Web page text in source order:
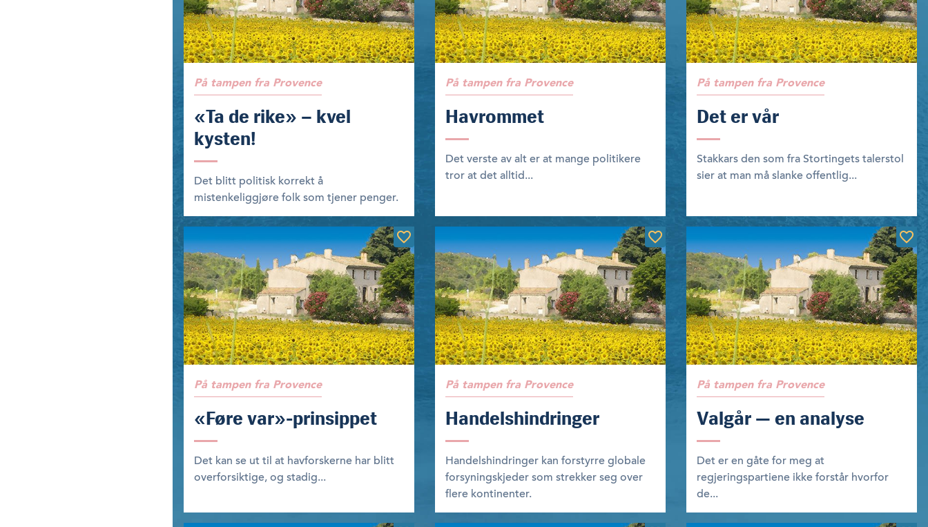
På tampen fra Provence
«Ta de rike» – kvel
kysten!
Det blitt politisk korrekt å
mistenkeliggjøre folk som tjener penger.
På tampen fra Provence
Havrommet
Det verste av alt er at mange politikere
tror at det alltid...
På tampen fra Provence
Det er vår
Stakkars den som fra Stortingets talerstol
sier at man må slanke offentlig...
På tampen fra Provence
«Føre var»-prinsippet
Det kan se ut til at havforskerne har blitt
overforsiktige, og stadig...
På tampen fra Provence
Handelshindringer
Handelshindringer kan forstyrre globale
forsyningskjeder som strekker seg over
flere kontinenter.
På tampen fra Provence
Valgår — en analyse
Det er en gåte for meg at
regjeringspartiene ikke forstår hvorfor
de...